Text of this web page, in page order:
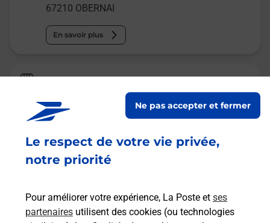
Le respect de votre vie privée,
notre priorité
Pour améliorer votre expérience, La Poste et ses
partenaires utilisent des cookies (ou technologies
Ne pas accepter et fermer
67210 OBERNAI
En savoir plus
Relais Pickup
DONER ALIBABA
jusqu'à 19h30
20 AVENUE DE GAIL
67210 OBERNAI